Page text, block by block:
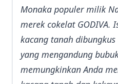
Monaka populer milik
merek cokelat GODIVA.
kacang tanah
yang mengandung
memungkinkan Anda